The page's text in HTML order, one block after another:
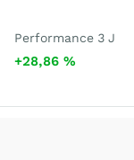
Performance 3 J
+28,86 %